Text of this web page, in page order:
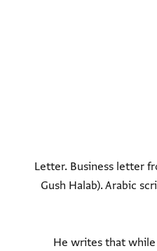
Letter. Business letter
Gush Halab). Arabic
He writes that while